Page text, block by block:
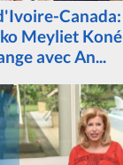
Canada:
Meyliet Koné
avec An...